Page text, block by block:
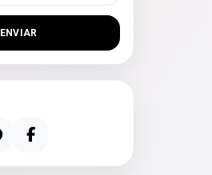
ENVIAR